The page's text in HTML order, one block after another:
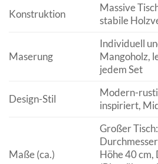
Konstruktion
Massive
stabile
Maserung
Individuell
Mangoholz,
jedem Set
Design-Stil
Modern-
inspiriert,
Maße (ca.)
Großer
Höhe 40 cm,